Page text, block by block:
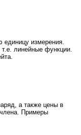
единицу измерения.
линейные функции.
а также цены в
Примеры